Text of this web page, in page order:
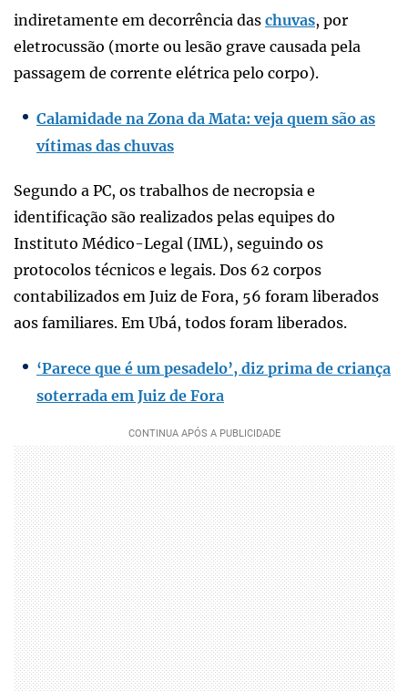
indiretamente em decorrência das chuvas, por
eletrocussão (morte ou lesão grave causada pela
passagem de corrente elétrica pelo corpo).
Calamidade na Zona da Mata: veja quem são as
vítimas das chuvas
Segundo a PC, os trabalhos de necropsia e
identificação são realizados pelas equipes do
Instituto Médico-Legal (IML), seguindo os
protocolos técnicos e legais. Dos 62 corpos
contabilizados em Juiz de Fora, 56 foram liberados
aos familiares. Em Ubá, todos foram liberados.
‘Parece que é um pesadelo’, diz prima de criança
soterrada em Juiz de Fora